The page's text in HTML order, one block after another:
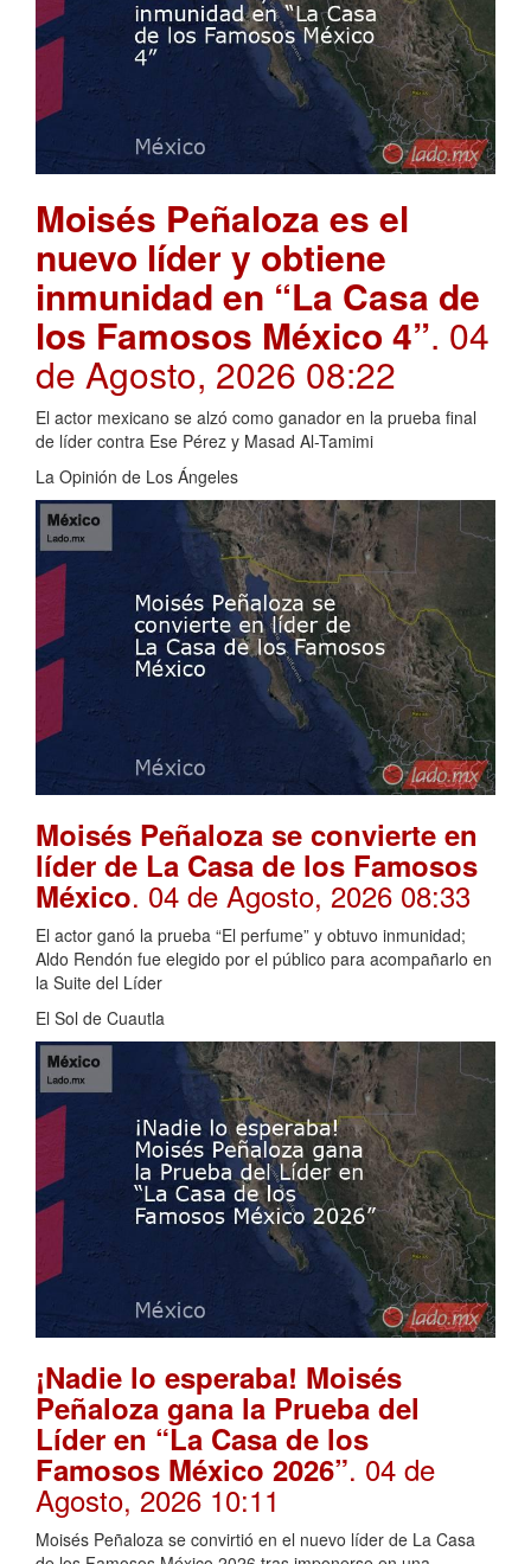
Moisés Peñaloza es el
nuevo líder y obtiene
inmunidad en “La Casa de
los Famosos México 4”. 04
de Agosto, 2026 08:22
El actor mexicano se alzó como ganador en la prueba final
de líder contra Ese Pérez y Masad Al-Tamimi
La Opinión de Los Ángeles
Moisés Peñaloza se convierte en
líder de La Casa de los Famosos
México. 04 de Agosto, 2026 08:33
El actor ganó la prueba “El perfume” y obtuvo inmunidad;
Aldo Rendón fue elegido por el público para acompañarlo en
la Suite del Líder
El Sol de Cuautla
¡Nadie lo esperaba! Moisés
Peñaloza gana la Prueba del
Líder en “La Casa de los
Famosos México 2026”. 04 de
Agosto, 2026 10:11
Moisés Peñaloza se convirtió en el nuevo líder de La Casa